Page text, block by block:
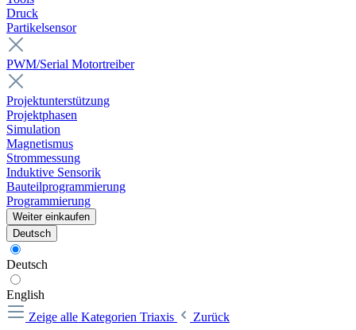
Druck
Partikelsensor
PWM/Serial Motortreiber
Projektunterstützung
Projektphasen
Simulation
Magnetismus
Strommessung
Induktive Sensorik
Bauteilprogrammierung
Programmierung
Weiter einkaufen
Deutsch
Deutsch
English
Zeige alle Kategorien Triaxis
Zurück